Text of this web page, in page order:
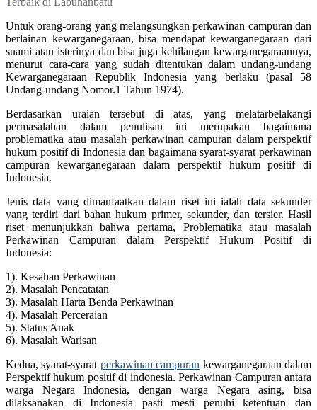
Untuk orang-orang yang melangsungkan perkawinan campuran dan
berlainan kewarganegaraan, bisa mendapat kewarganegaraan dari
suami atau isterinya dan bisa juga kehilangan kewarganegaraannya,
menurut cara-cara yang sudah ditentukan dalam undang-undang
Kewarganegaraan Republik Indonesia yang berlaku (pasal 58
Undang-undang Nomor.1 Tahun 1974).
Berdasarkan uraian tersebut di atas, yang melatarbelakangi
permasalahan dalam penulisan ini merupakan bagaimana
problematika atau masalah perkawinan campuran dalam perspektif
hukum positif di Indonesia dan bagaimana syarat-syarat perkawinan
campuran kewarganegaraan dalam perspektif hukum positif di
Indonesia.
Jenis data yang dimanfaatkan dalam riset ini ialah data sekunder
yang terdiri dari bahan hukum primer, sekunder, dan tersier. Hasil
riset menunjukkan bahwa pertama, Problematika atau masalah
Perkawinan Campuran dalam Perspektif Hukum Positif di
Indonesia:
1). Kesahan Perkawinan
2). Masalah Pencatatan
3). Masalah Harta Benda Perkawinan
4). Masalah Perceraian
5). Status Anak
6). Masalah Warisan
Kedua, syarat-syarat perkawinan campuran kewarganegaraan dalam
Perspektif hukum positif di indonesia. Perkawinan Campuran antara
warga Negara Indonesia, dengan warga Negara asing, bisa
dilaksanakan di Indonesia pasti mesti penuhi ketentuan dan